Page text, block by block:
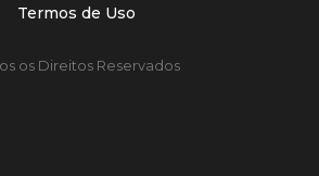
Termos de Uso
os Direitos Reservados